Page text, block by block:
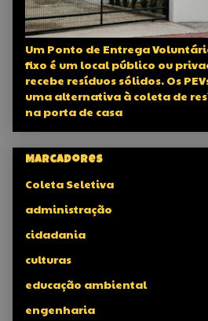
Um Ponto de Entrega
fixo é um local público ou
recebe resíduos sólidos. Os
uma alternativa à coleta de
na porta de casa
Marcadores
Coleta Seletiva
administração
cidadania
culturas
educação ambiental
engenharia